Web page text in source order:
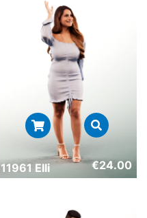
11961 Elli €24.00